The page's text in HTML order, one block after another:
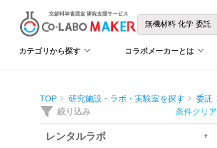
カテゴリから探す コラボメーカーとは
TOP 研究施設・ラボ・実験室を探す 委託
絞り込み 条件クリア
レンタルラボ +